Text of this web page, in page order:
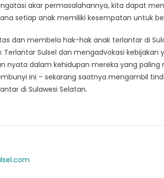
akar permasalahannya, kita dapat
setiap anak memiliki kesempatan untuk
dan membela hak-hak anak terlantar di
Sulsel dan mengadvokasi
nyata dalam kehidupan mereka yang paling
ini – sekarang saatnya mengambil
di Sulawesi Selatan.